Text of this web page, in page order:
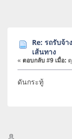
Re: รถรับจ้
เส้นทาง
« ตอบกลับ #9 เมื่อ:
ดันกระทู้